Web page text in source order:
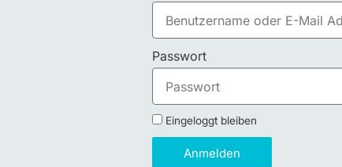
Passwort
Eingeloggt bleiben
Anmelden